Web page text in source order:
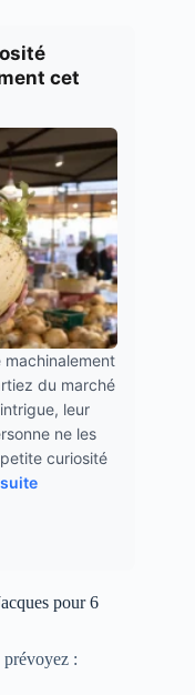
cet
machinalement
du marché
leur
ne les
curiosité
pour 6
: